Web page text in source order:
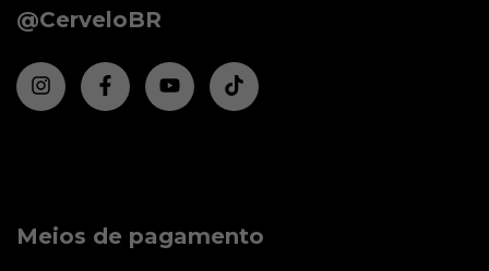
@CerveloBR
Meios de pagamento